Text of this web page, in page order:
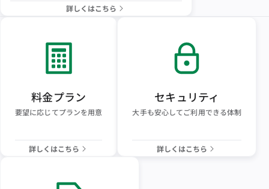
詳しくはこちら
料金プラン
要望に応じてプランを用意
詳しくはこちら
セキュリティ
大手も安心してご利用できる体制
詳しくはこちら